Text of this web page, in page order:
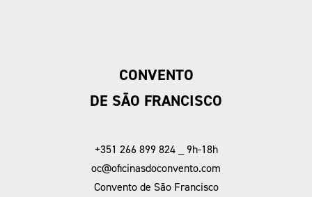
CONVENTO
DE SÃO FRANCISCO
+351 266 899 824 _ 9h-18h
oc@oficinasdoconvento.com
Convento de São Francisco